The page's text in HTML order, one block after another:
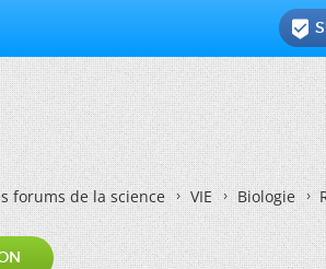

forums de la science VIE Biologie